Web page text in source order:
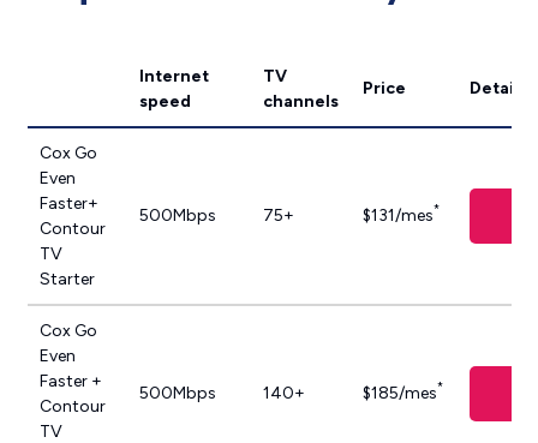
Internet
speed
TV
channels
Price Details
Cox Go
Even
Faster+
Contour
TV
Starter
500Mbps 75+ $131/mes*
Cox Go
Even
Faster +
Contour
TV
500Mbps 140+ $185/mes*